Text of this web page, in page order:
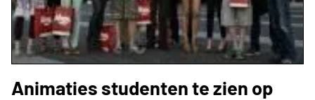
Animaties studenten te zien op